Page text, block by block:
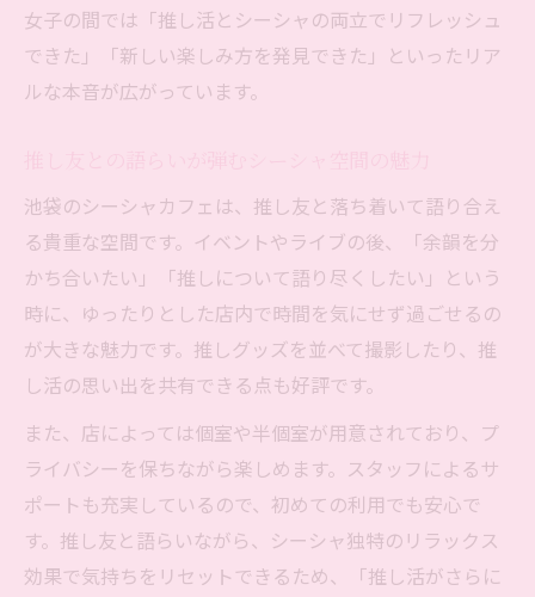
女子の間では「推し活とシーシャの両立でリフレッシュ
できた」「新しい楽しみ方を発見できた」といったリア
ルな本音が広がっています。
池袋のシーシャカフェは、推し友と落ち着いて語り合え
る貴重な空間です。イベントやライブの後、「余韻を分
かち合いたい」「推しについて語り尽くしたい」という
時に、ゆったりとした店内で時間を気にせず過ごせるの
が大きな魅力です。推しグッズを並べて撮影したり、推
し活の思い出を共有できる点も好評です。
また、店によっては個室や半個室が用意されており、プ
ライバシーを保ちながら楽しめます。スタッフによるサ
ポートも充実しているので、初めての利用でも安心で
す。推し友と語らいながら、シーシャ独特のリラックス
効果で気持ちをリセットできるため、「推し活がさらに